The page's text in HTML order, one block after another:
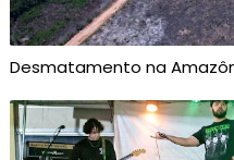
Desmatamento na